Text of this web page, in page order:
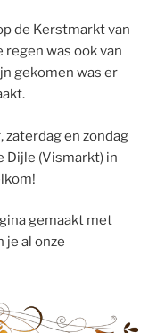
de Kerstmarkt van
regen was ook van
gekomen was er
zaterdag en zondag
Dijle (Vismarkt) in
gemaakt met
je al onze